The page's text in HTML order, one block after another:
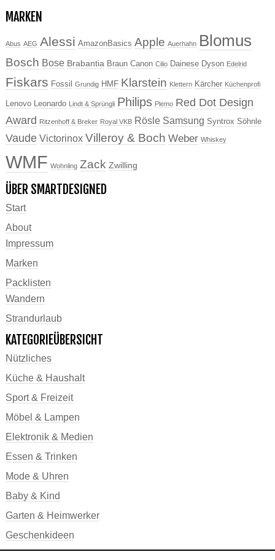
MARKEN
Abus AEG Alessi AmazonBasics Apple Auerhahn Blomus
Bosch Bose Brabantia Braun Canon Cilio Dainese Dyson Edelrid
Fiskars Fossil Grundig HMF Klarstein Klettern Kärcher Küchenprofi
Lenovo Leonardo Lindt & Sprüngli Philips Plemo Red Dot Design
Award Ritzenhoff & Breker Royal VKB Rösle Samsung Syntrox Söhnle
Vaude Victorinox Villeroy & Boch Weber Whiskey
WMF Wohnling Zack Zwilling
ÜBER SMARTDESIGNED
Start
About
Impressum
Marken
Packlisten
Wandern
Strandurlaub
KATEGORIEÜBERSICHT
Nützliches
Küche & Haushalt
Sport & Freizeit
Möbel & Lampen
Elektronik & Medien
Essen & Trinken
Mode & Uhren
Baby & Kind
Garten & Heimwerker
Geschenkideen